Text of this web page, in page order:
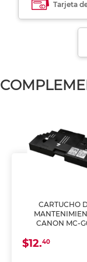
Tarjeta
CARTUCHO
CANON MC-
$12.40